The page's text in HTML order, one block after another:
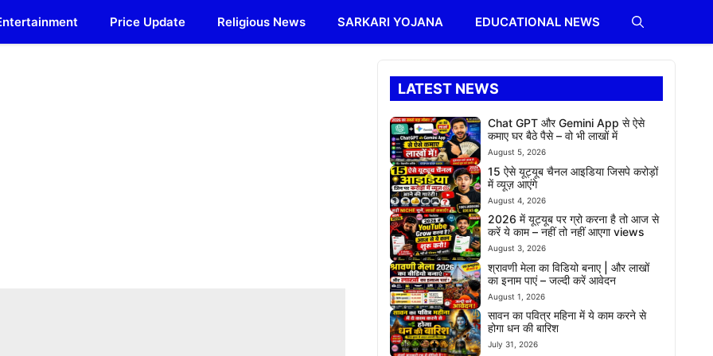
Price Update Religious News SARKARI YOJANA EDUCATIONAL NEWS
LATEST NEWS
Chat GPT और Gemini App से ऐसे
कमाए घर बैठे पैसे – वो भी लाखों में
August 5, 2026
15 ऐसे यूट्यूब चैनल आइडिया जिसपे करोड़ों
में व्यूज़ आएंगे
August 4, 2026
2026 में यूट्यूब पर ग्रो करना है तो आज से
करें ये काम – नहीं तो नहीं आएगा views
August 3, 2026
श्रावणी मेला का विडियो बनाए | और लाखों
का इनाम पाएं – जल्दी करें आवेदन
August 1, 2026
सावन का पवित्र महिना में ये काम करने से
होगा धन की बारिश
July 31, 2026